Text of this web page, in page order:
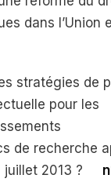
dans l’Union
stratégies de
pour les
de recherche
juillet 2013 ?